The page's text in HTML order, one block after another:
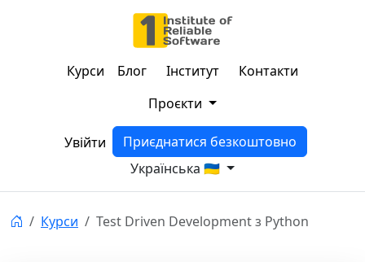
Курси Блог Інститут
Контакти
Проєкти
Увійти
Приєднатися безкоштовно
Українська 🇺🇦
Курси Test Driven Development з Python